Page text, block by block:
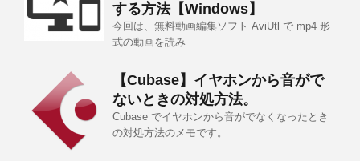
する方法【Windows】
今回は、無料動画編集ソフト AviUtl で mp4 形
式の動画を読み
【Cubase】イヤホンから音がで
ないときの対処方法。
Cubase でイヤホンから音がでなくなったとき
の対処方法のメモです。